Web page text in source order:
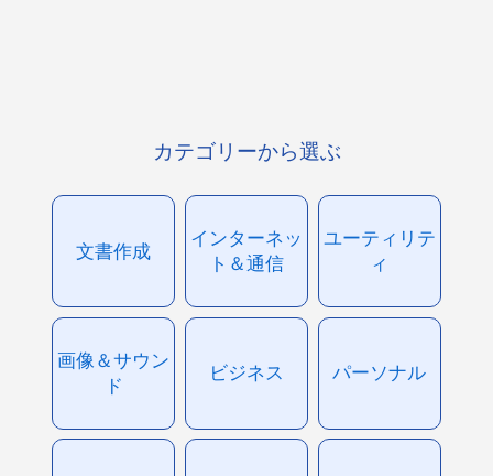
カテゴリーから選ぶ
文書作成
インターネッ
ト＆通信
ユーティリテ
ィ
画像＆サウン
ド
ビジネス パーソナル